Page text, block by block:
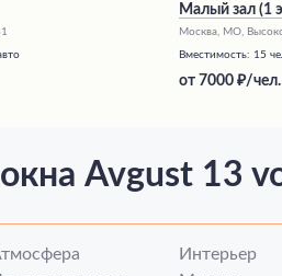
Малый зал (1
Москва, МО,
Вместимость: 15
от 7000 /чел.
Avgust 13
Интерьер